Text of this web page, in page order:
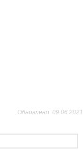
Обновлено: 09.06.2021